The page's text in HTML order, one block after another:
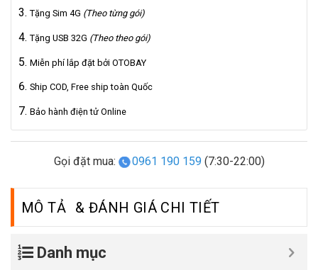
Tặng Sim 4G (Theo từng gói)
Tặng USB 32G (Theo theo gói)
Miễn phí lắp đặt bởi OTOBAY
Ship COD, Free ship toàn Quốc
Bảo hành điện tử Online
Gọi đặt mua: 0961 190 159 (7:30-22:00)
MÔ TẢ
Danh mục